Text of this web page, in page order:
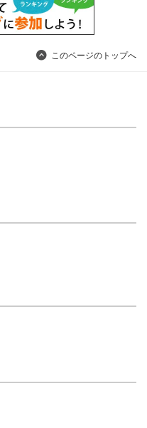
このページのトップへ